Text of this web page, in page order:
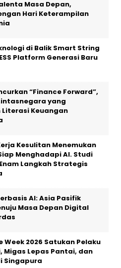
Masa Depan,
Hari Keterampilan
di Balik Smart String
Platform Generasi Baru
“Finance Forward”,
yang
Keuangan
Kesulitan Menemukan
Menghadapi AI. Studi
Langkah Strategis
AI: Asia Pasifik
Masa Depan Digital
Week 2026 Satukan Pelaku
Migas Lepas Pantai, dan
Singapura